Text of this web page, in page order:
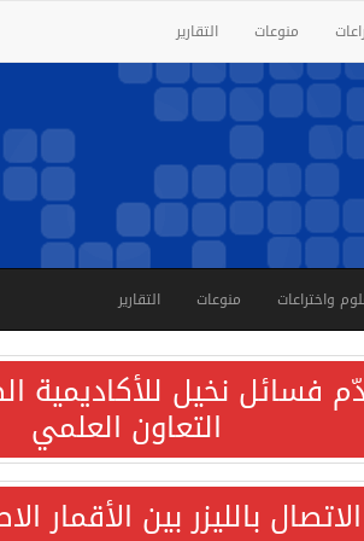
منوعات التقارير
واختراعات منوعات التقارير
نخيل للأكاديمية
التعاون العلمي
بالليزر بين الأقمار